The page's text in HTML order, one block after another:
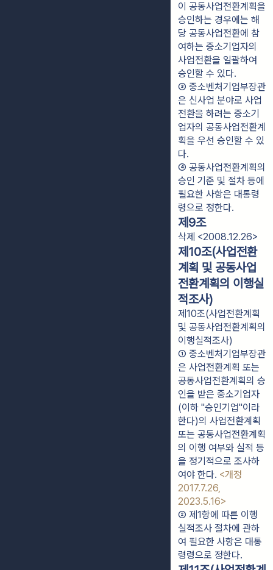
이 공동사업전환계획을
승인하는 경우에는 해
당 공동사업전환에 참
여하는 중소기업자의
사업전환을 일괄하여
승인할 수 있다.
③ 중소벤처기업부장관
은 신사업 분야로 사업
전환을 하려는 중소기
업자의 공동사업전환계
획을 우선 승인할 수 있
다.
④ 공동사업전환계획의
승인 기준 및 절차 등에
필요한 사항은 대통령
령으로 정한다.
제9조
삭제 <2008.12.26>
제10조(사업전환
계획 및 공동사업
전환계획의 이행실
적조사)
제10조(사업전환계획
및 공동사업전환계획의
이행실적조사)
① 중소벤처기업부장관
은 사업전환계획 또는
공동사업전환계획의 승
인을 받은 중소기업자
(이하 "승인기업"이라
한다)의 사업전환계획
또는 공동사업전환계획
의 이행 여부와 실적 등
을 정기적으로 조사하
여야 한다. <개정
2017.7.26,
2023.5.16>
② 제1항에 따른 이행
실적조사 절차에 관하
여 필요한 사항은 대통
령령으로 정한다.